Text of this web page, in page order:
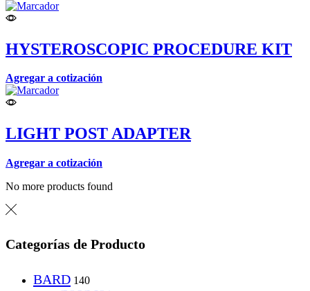
HYSTEROSCOPIC PROCEDURE KIT
Agregar a cotización
LIGHT POST ADAPTER
Agregar a cotización
No more products found
Categorías de Producto
BARD 140